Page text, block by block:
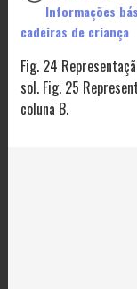
Informações
cadeiras de criança
Fig. 24
sol. Fig. 25
coluna B.